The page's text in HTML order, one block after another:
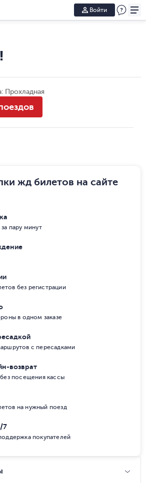
Войти
Прохладная
жд билетов на сайте
пару минут
без регистрации
в одном заказе
с пересадками
возврат
посещения кассы
на нужный поезд
7
покупателей